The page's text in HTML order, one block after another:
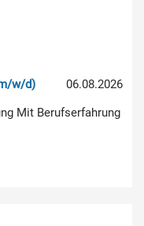
06.08.2026
w/d)
Mit Berufserfahrung